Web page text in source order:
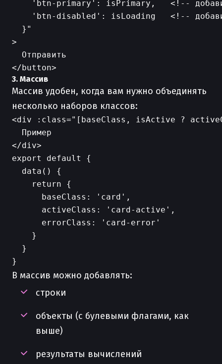
'btn-primary': isPrimary,   <!--
'btn-disabled': isLoading   <!--
  }"
>
  Отправить
3. Массив
Массив удобен, когда вам нужно объединять
несколько наборов классов:
<div :class="[baseClass, isActive ?
  Пример
export default {
  data() {
    return {
      baseClass: 'card',
      activeClass: 'card-active',
      errorClass: 'card-error'
    }
  }
В массив можно добавлять:
строки
объекты (с булевыми флагами, как
выше)
результаты вычислений